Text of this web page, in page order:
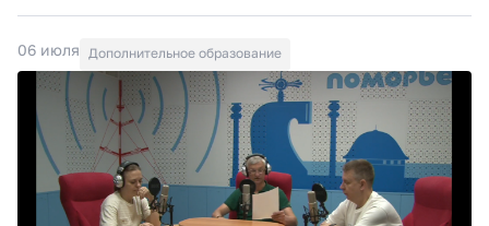
06 июля Дополнительное образование